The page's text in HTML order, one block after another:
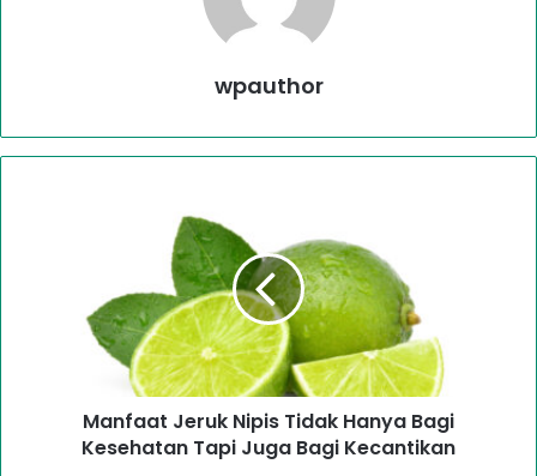
wpauthor
Manfaat Jeruk Nipis Tidak Hanya Bagi
Kesehatan Tapi Juga Bagi Kecantikan